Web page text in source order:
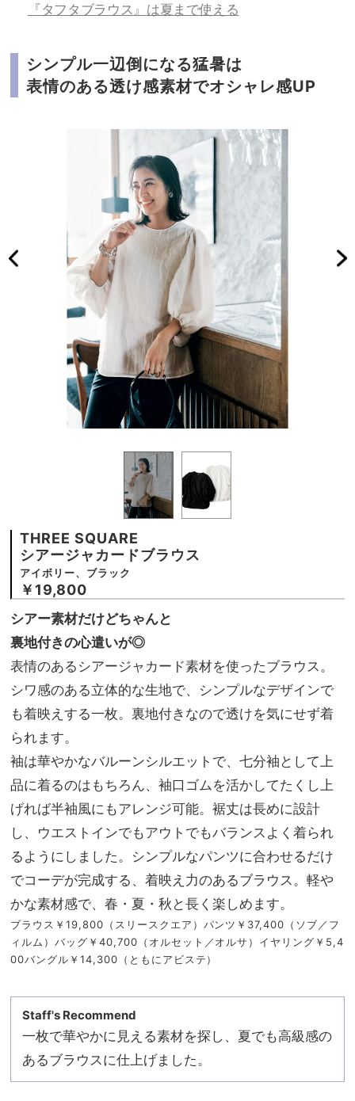
『タフタブラウス』は夏まで使える
シンプル一辺倒になる猛暑は
表情のある透け感素材でオシャレ感UP
THREE SQUARE
シアージャカードブラウス
アイボリー、ブラック
￥19,800
シアー素材だけどちゃんと
裏地付きの心遣いが◎
表情のあるシアージャカード素材を使ったブラウス。
シワ感のある立体的な生地で、シンプルなデザインで
も着映えする一枚。裏地付きなので透けを気にせず着
られます。
袖は華やかなバルーンシルエットで、七分袖として上
品に着るのはもちろん、袖口ゴムを活かしてたくし上
げれば半袖風にもアレンジ可能。裾丈は長めに設計
し、ウエストインでもアウトでもバランスよく着られ
るようにしました。シンプルなパンツに合わせるだけ
でコーデが完成する、着映え力のあるブラウス。軽や
かな素材感で、春・夏・秋と長く楽しめます。
ブラウス￥19,800（スリースクエア）パンツ￥37,400（ソブ／フ
ィルム）バッグ￥40,700（オルセット／オルサ）イヤリング￥5,4
00バングル￥14,300（ともにアビステ）
Staff's Recommend
一枚で華やかに見える素材を探し、夏でも高級感の
あるブラウスに仕上げました。